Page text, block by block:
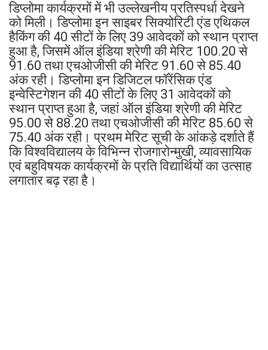
डिप्लोमा कार्यक्रमों में भी उल्लेखनीय प्रतिस्पर्धा देखने
को मिली। डिप्लोमा इन साइबर सिक्योरिटी एंड एथिकल
हैकिंग की 40 सीटों के लिए 39 आवेदकों को स्थान प्राप्त
हुआ है, जिसमें ऑल इंडिया श्रेणी की मेरिट 100.20 से
91.60 तथा एचओजीसी की मेरिट 91.60 से 85.40
अंक रही। डिप्लोमा इन डिजिटल फॉरेंसिक एंड
इन्वेस्टिगेशन की 40 सीटों के लिए 31 आवेदकों को
स्थान प्राप्त हुआ है, जहां ऑल इंडिया श्रेणी की मेरिट
95.00 से 88.20 तथा एचओजीसी की मेरिट 85.60 से
75.40 अंक रही। प्रथम मेरिट सूची के आंकड़े दर्शाते हैं
कि विश्वविद्यालय के विभिन्न रोजगारोन्मुखी, व्यावसायिक
एवं बहुविषयक कार्यक्रमों के प्रति विद्यार्थियों का उत्साह
लगातार बढ़ रहा है।